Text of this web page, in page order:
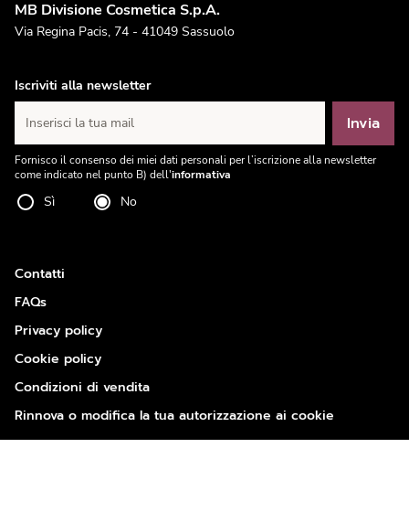
MB Divisione Cosmetica S.p.A.
Via Regina Pacis, 74 - 41049 Sassuolo
Iscriviti alla newsletter
Inserisci la tua mail Invia
Fornisco il consenso dei miei dati personali per l’iscrizione alla newsletter
come indicato nel punto B) dell'informativa
Sì No
Contatti
FAQs
Privacy policy
Cookie policy
Condizioni di vendita
Rinnova o modifica la tua autorizzazione ai cookie